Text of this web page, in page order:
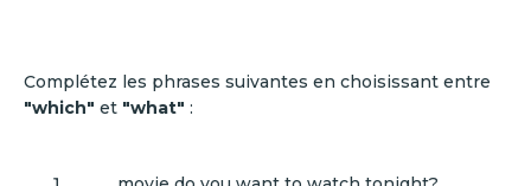
Complétez les phrases suivantes en choisissant entre
"which" et "what" :